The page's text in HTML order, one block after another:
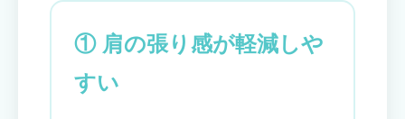
① 肩の張り感が軽減しや
すい